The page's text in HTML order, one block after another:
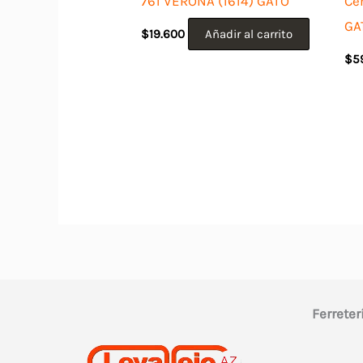
$19.600 Añadir al carrito
$